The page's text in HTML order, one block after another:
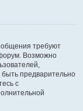
требуют
Возможно
предварительно
с